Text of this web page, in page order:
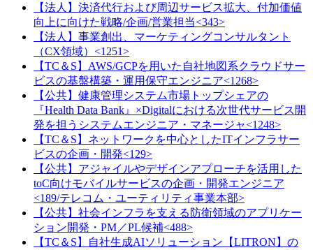
【法人】決済代行および周辺サービス拡大、付加価値
向上に向けた戦略/企画/営業担当<343>
【法人】事業創出、マーケティングコンサルタント
（CX領域）<1251>
【TC＆S】AWS/GCPを用いた自社地図系クラウドサー
ビスの基盤構築・運用保守エンジニア<1268>
【公共】健康管理システム市場トップシェアの
『Health Data Bank』×Digitalにおける次世代サービス開
発を担うシステムエンジニア・マネージャ<1248>
【TC＆S】ネットワークを中心としたITインフラサー
ビスの企画・開発<129>
【公共】アジャイルやデザインアプローチを活用した
toC向けモバイルサービスの企画・開発エンジニア
<189/テレコム・ユーティリティ事業本部>
【公共】社会インフラを支える防衛領域のアプリケー
ション開発・PM／PL候補<488>
【TC＆S】自社生成AIソリューション【LITRON】の